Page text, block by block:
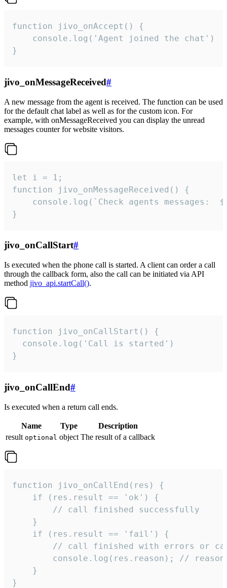
function jivo_onAccept() {
}
jivo_onMessageReceived#
A new message from the agent is received. The function can be used
for the default chat label as well as for the custom icon. For
example, with onMessageReceived you can display the unread
messages counter for website visitors.
let i = 1;
function jivo_onMessageReceived() {
}
jivo_onCallStart#
Is executed when the phone call is started. A client can order a call
through the callback form, also the call can be initiated via API
method jivo_api.startCall().
function jivo_onCallStart() {
  console.log('Call is started')
}
jivo_onCallEnd#
Is executed when a return call ends.
Name Type
Description
result optional object The result of a callback
function jivo_onCallEnd(res) {
    if (res.result == 'ok') {
        // call finished successfully
    }
    if (res.result == 'fail') {
// call finished with errors or
console.log(res.reason); //
    }
}